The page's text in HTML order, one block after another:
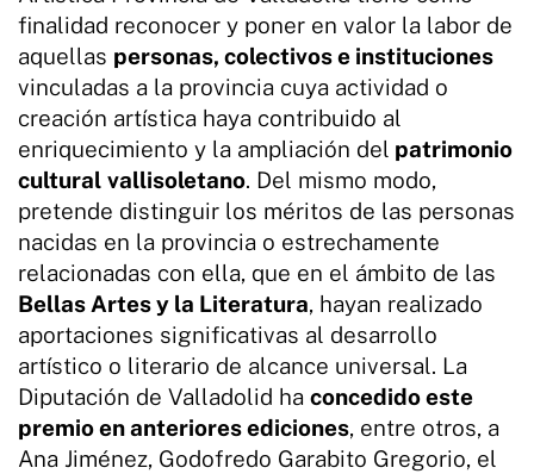
finalidad reconocer y poner en valor la labor de
aquellas personas, colectivos e instituciones
vinculadas a la provincia cuya actividad o
creación artística haya contribuido al
enriquecimiento y la ampliación del patrimonio
cultural vallisoletano. Del mismo modo,
pretende distinguir los méritos de las personas
nacidas en la provincia o estrechamente
relacionadas con ella, que en el ámbito de las
Bellas Artes y la Literatura, hayan realizado
aportaciones significativas al desarrollo
artístico o literario de alcance universal. La
Diputación de Valladolid ha concedido este
premio en anteriores ediciones, entre otros, a
Ana Jiménez, Godofredo Garabito Gregorio, el